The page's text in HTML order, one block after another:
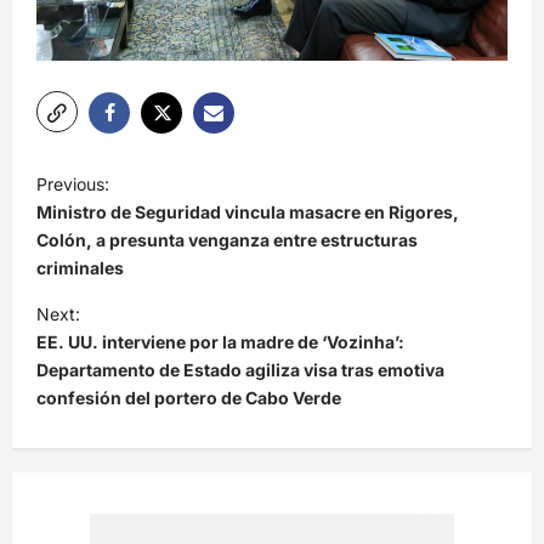
a
v
e
g
a
c
Previous:
Ministro de Seguridad vincula masacre en Rigores,
Colón, a presunta venganza entre estructuras
criminales
Next:
EE. UU. interviene por la madre de ‘Vozinha’:
Departamento de Estado agiliza visa tras emotiva
confesión del portero de Cabo Verde